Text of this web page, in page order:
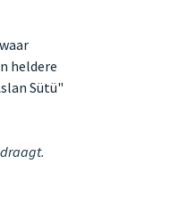
heldere
Sütü"